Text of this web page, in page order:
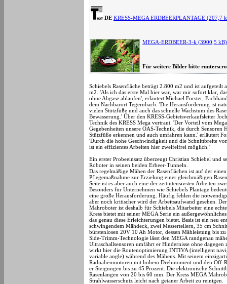
DE KRESS-MEGA ERDBEERPLANTAGE (207,7
MEGA-ERDBEER-3-k (3900,5 kB)
Für weitere Bilder bitte
Schiebels Rasenfläche beträgt 2.800 m2 und ist aufgeteilt
m2. 'Als ich das erste Mal hier war, war mir sofort klar,
ohne Abgase ablaufen', erläutert Michael Forster,
dem Nachbarort Tegernbach. 'Die Herausforderung ist
vielen Stützfüße und auch das schnelle Wachstum des
Bewässerung.' Über den KRESS-Gebietsverkaufsleiter
Technik des KRESS Mega vertraut. 'Der Vorteil vom
Gegebenheiten unsere OAS-Technik, die durch Sensoren
Stützfüße erkennen und auch umfahren kann.' erläutert
'Durch die hohe Geschwindigkeit und die Schnittbreite
ist ein effizientes Arbeiten hier zweifelfrei möglich.'
Ein erster Probeeinsatz überzeugt Christian Schiebel und
Roboter in seinen beiden Erbeer-Tunneln.
Das regelmäßige Mähen der Rasenflächen ist auf der
Pflegemaßnahme zur Erzielung einer gleichmäßigen
Seite ist es aber auch eine der zeitintensivsten Arbeiten
Besonders für Unternehmen wie Schiebels Plantage
eine große Herausforderung. Häufig fehlen die
aber noch kritischer wird der Arbeitsaufwand gesehen.
Mähroboter ist deshalb für Schiebels Mitarbeiter eine
Kress bietet mit seiner MEGA Serie ein
das genau diese Erleichterungen bietet. Basis ist ein neu
schwingendem Mähdeck, zwei Messertellern, 35 cm
bürstenlosen 20V 10 Ah Motor, dessen Mähleistung bis zu
Side-Trimm-Technologie lässt den MEGA randgenau
Ultraschallsensoren umfährt er Hindernisse ohne dagegen
wirkt hier die Routenoptimierung INTIVA (intelligent
variable angle) während des Mähens. Mit seinem
Radnabenmotoren mit hohem Drehmoment und den Off-
er Steigungen bis zu 45 Prozent. Die elektronische
Rasenlängen von 20 bis 60 mm. Der Kress MEGA
Strahlwasserschutz leicht nach getaner Arbeit zu reinigen.